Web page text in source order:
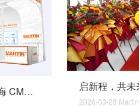
马丁医用包装亮相 2026 上海 CMEF 深耕合规医包 赋能产业发展
2026-03-28 Martin